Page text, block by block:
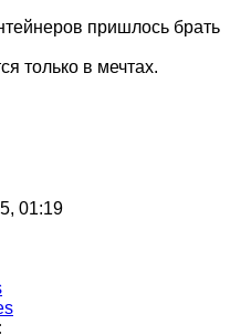
пришлось брать
только в мечтах.
01:19